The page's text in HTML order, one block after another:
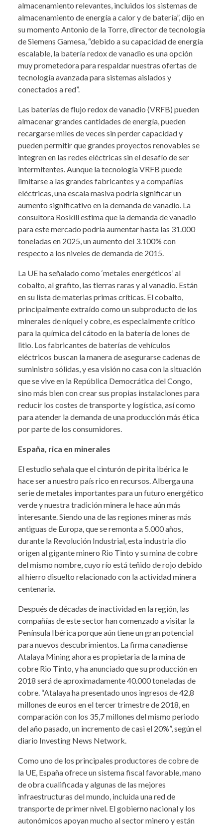
almacenamiento relevantes, incluidos los sistemas de
almacenamiento de energía a calor y de batería”, dijo en
su momento Antonio de la Torre, director de tecnología
de Siemens Gamesa, “debido a su capacidad de energía
escalable, la batería redox de vanadio es una opción
muy prometedora para respaldar nuestras ofertas de
tecnología avanzada para sistemas aislados y
conectados a red”.
Las baterías de flujo redox de vanadio (VRFB) pueden
almacenar grandes cantidades de energía, pueden
recargarse miles de veces sin perder capacidad y
pueden permitir que grandes proyectos renovables se
integren en las redes eléctricas sin el desafío de ser
intermitentes. Aunque la tecnología VRFB puede
limitarse a las grandes fabricantes y a compañías
eléctricas, una escala masiva podría significar un
aumento significativo en la demanda de vanadio. La
consultora Roskill estima que la demanda de vanadio
para este mercado podría aumentar hasta las 31.000
toneladas en 2025, un aumento del 3.100% con
respecto a los niveles de demanda de 2015.
La UE ha señalado como ‘metales energéticos’ al
cobalto, al grafito, las tierras raras y al vanadio. Están
en su lista de materias primas críticas. El cobalto,
principalmente extraído como un subproducto de los
minerales de níquel y cobre, es especialmente crítico
para la química del cátodo en la batería de iones de
litio. Los fabricantes de baterías de vehículos
eléctricos buscan la manera de asegurarse cadenas de
suministro sólidas, y esa visión no casa con la situación
que se vive en la República Democrática del Congo,
sino más bien con crear sus propias instalaciones para
reducir los costes de transporte y logística, así como
para atender la demanda de una producción más ética
por parte de los consumidores.
España, rica en minerales
El estudio señala que el cinturón de pirita ibérica le
hace ser a nuestro país rico en recursos. Alberga una
serie de metales importantes para un futuro energético
verde y nuestra tradición minera le hace aún más
interesante. Siendo una de las regiones mineras más
antiguas de Europa, que se remonta a 5.000 años,
durante la Revolución Industrial, esta industria dio
origen al gigante minero Rio Tinto y su mina de cobre
del mismo nombre, cuyo río está teñido de rojo debido
al hierro disuelto relacionado con la actividad minera
centenaria.
Después de décadas de inactividad en la región, las
compañías de este sector han comenzado a visitar la
Península Ibérica porque aún tiene un gran potencial
para nuevos descubrimientos. La firma canadiense
Atalaya Mining ahora es propietaria de la mina de
cobre Rio Tinto, y ha anunciado que su producción en
2018 será de aproximadamente 40.000 toneladas de
cobre. “Atalaya ha presentado unos ingresos de 42,8
millones de euros en el tercer trimestre de 2018, en
comparación con los 35,7 millones del mismo periodo
del año pasado, un incremento de casi el 20%”, según el
diario Investing News Network.
Como uno de los principales productores de cobre de
la UE, España ofrece un sistema fiscal favorable, mano
de obra cualificada y algunas de las mejores
infraestructuras del mundo, incluida una red de
transporte de primer nivel. El gobierno nacional y los
autonómicos apoyan mucho al sector minero y están